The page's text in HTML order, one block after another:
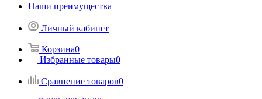
Наши преимущества
Личный кабинет
Корзина0
Избранные товары0
Сравнение товаров0